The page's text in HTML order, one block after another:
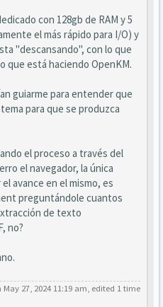
con 128gb de RAM y 5
el más rápido para I/O) y
"descansando", con lo que
que está haciendo OpenKM.
guiarme para entender que
para que se produzca
el proceso a través del
el navegador, la única
avance en el mismo, es
preguntándole cuantos
de texto
no?
27, 2024 11:19 am, edited 1 time